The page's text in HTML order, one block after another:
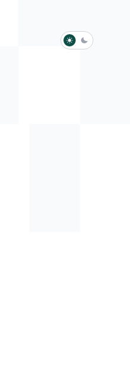
淺色模式
深色模式